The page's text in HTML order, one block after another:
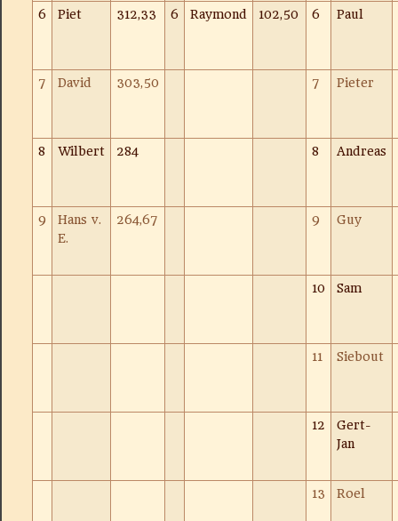
6 Piet 312,33 6 Raymond 102,50 6 Paul
7 David 303,50 7 Pieter
8 Wilbert 284 8 Andreas
9
Hans v.
E.
264,67 9 Guy
10 Sam
11 Siebout
12
Gert-
Jan
13 Roel